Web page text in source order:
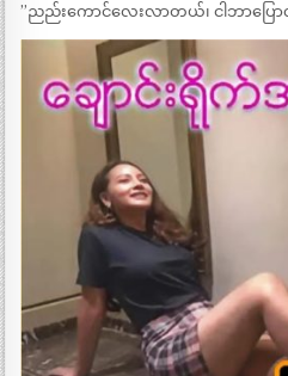
”ညည်းကောင်လေးလာတယ်၊ ငါဘာပြ